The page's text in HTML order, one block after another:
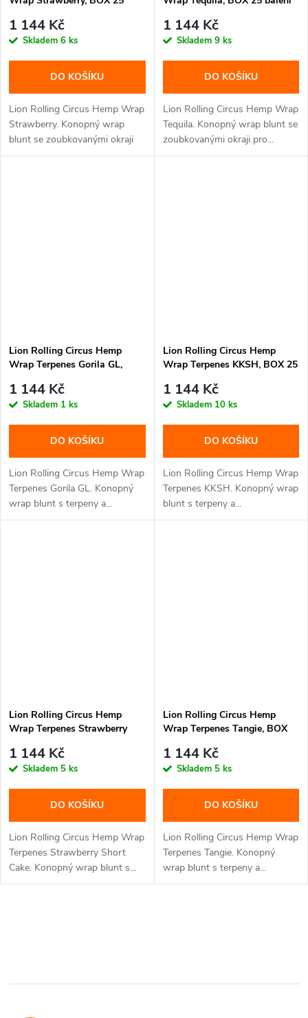
1 144 Kč
Skladem 6 ks
DO KOŠÍKU
Lion Rolling Circus Hemp Wrap
Strawberry. Konopný wrap
blunt se zoubkovanými okraji
pro...
1 144 Kč
Skladem 9 ks
DO KOŠÍKU
Lion Rolling Circus Hemp Wrap
Tequila. Konopný wrap blunt se
zoubkovanými okraji pro...
Lion Rolling Circus Hemp
Wrap Terpenes Gorila GL,
1 144 Kč
Skladem 1 ks
DO KOŠÍKU
Lion Rolling Circus Hemp Wrap
Terpenes Gorila GL. Konopný
wrap blunt s terpeny a...
Lion Rolling Circus Hemp
Wrap Terpenes KKSH, BOX 25
1 144 Kč
Skladem 10 ks
DO KOŠÍKU
Lion Rolling Circus Hemp Wrap
Terpenes KKSH. Konopný wrap
blunt s terpeny a...
Lion Rolling Circus Hemp
Wrap Terpenes Strawberry
1 144 Kč
Skladem 5 ks
DO KOŠÍKU
Lion Rolling Circus Hemp Wrap
Terpenes Strawberry Short
Cake. Konopný wrap blunt s...
Lion Rolling Circus Hemp
Wrap Terpenes Tangie, BOX
1 144 Kč
Skladem 5 ks
DO KOŠÍKU
Lion Rolling Circus Hemp Wrap
Terpenes Tangie. Konopný
wrap blunt s terpeny a...
l